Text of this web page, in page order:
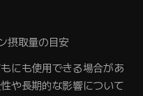
にも使用できる場合があ
や長期的な影響について